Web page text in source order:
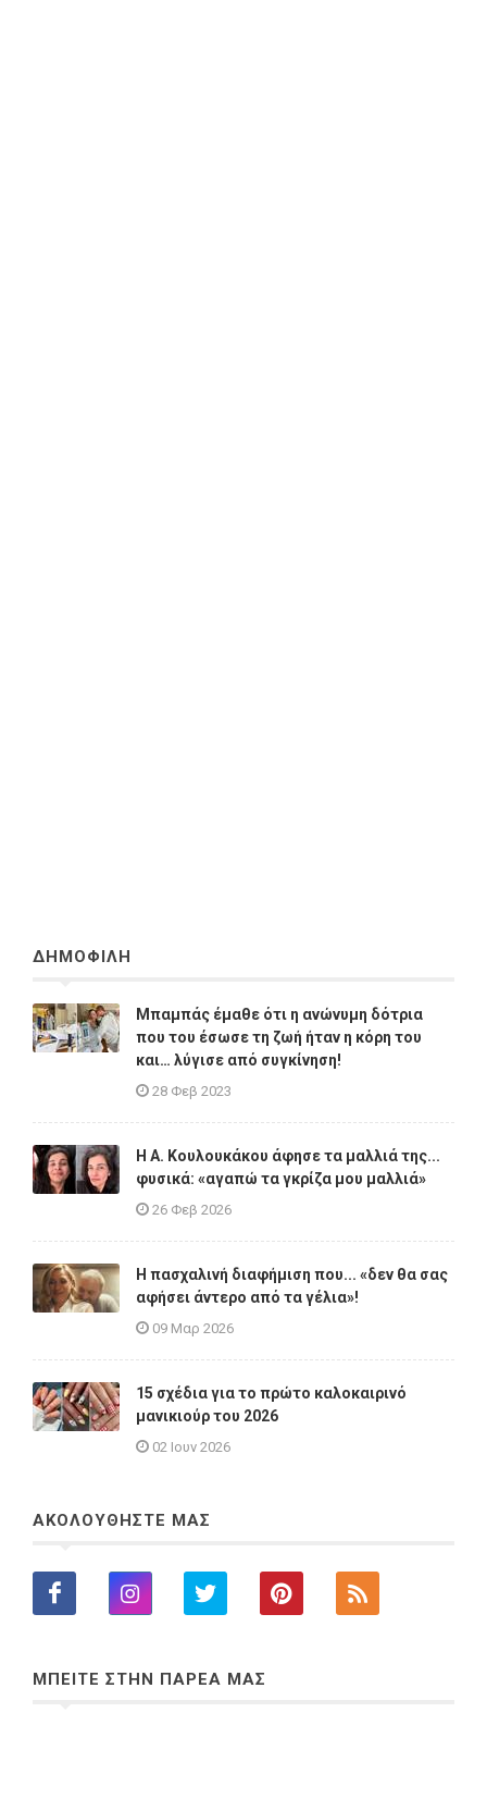
ΔΗΜΟΦΙΛΗ
Μπαμπάς έμαθε ότι η ανώνυμη δότρια
που του έσωσε τη ζωή ήταν η κόρη του
και… λύγισε από συγκίνηση!
28 Φεβ 2023
Η A. Κουλουκάκου άφησε τα μαλλιά της...
φυσικά: «αγαπώ τα γκρίζα μου μαλλιά»
26 Φεβ 2026
Η πασχαλινή διαφήμιση που... «δεν θα σας
αφήσει άντερο από τα γέλια»!
09 Μαρ 2026
15 σχέδια για το πρώτο καλοκαιρινό
μανικιούρ του 2026
02 Ιουν 2026
ΑΚΟΛΟΥΘΗΣΤΕ ΜΑΣ
ΜΠΕΙΤΕ ΣΤΗΝ ΠΑΡΕΑ ΜΑΣ